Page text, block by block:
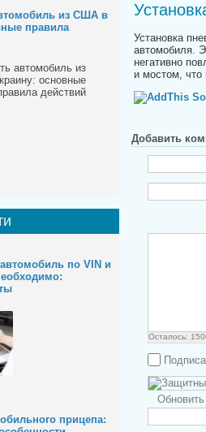
из США в
правила
по VIN и
прицепа:
Установка
автомобиля.
негативно
и мостом, что
Добавить
Осталось:
Обновить